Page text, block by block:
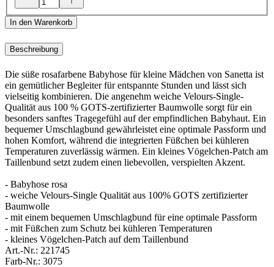
In den Warenkorb
Beschreibung
Die süße rosafarbene Babyhose für kleine Mädchen von Sanetta ist
ein gemütlicher Begleiter für entspannte Stunden und lässt sich
vielseitig kombinieren. Die angenehm weiche Velours-Single-
Qualität aus 100 % GOTS-zertifizierter Baumwolle sorgt für ein
besonders sanftes Tragegefühl auf der empfindlichen Babyhaut. Ein
bequemer Umschlagbund gewährleistet eine optimale Passform und
hohen Komfort, während die integrierten Füßchen bei kühleren
Temperaturen zuverlässig wärmen. Ein kleines Vögelchen-Patch am
Taillenbund setzt zudem einen liebevollen, verspielten Akzent.
- Babyhose rosa
- weiche Velours-Single Qualität aus 100% GOTS zertifizierter
Baumwolle
- mit einem bequemen Umschlagbund für eine optimale Passform
- mit Füßchen zum Schutz bei kühleren Temperaturen
- kleines Vögelchen-Patch auf dem Taillenbund
Art.-Nr.: 221745
Farb-Nr.: 3075